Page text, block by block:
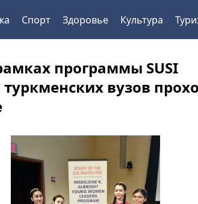
Спорт Здоровье Культура
программы SUSI
вузов